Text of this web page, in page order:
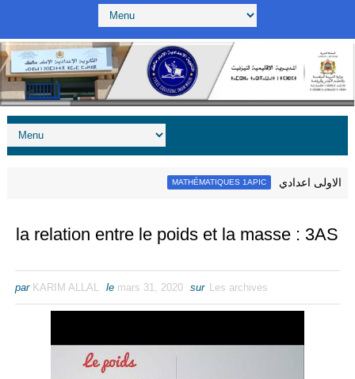
MATHÉMATIQUES 1APIC - الاولى اعدادي
la relation entre le poids et la masse : 3AS
par KARIM ALLAL le mars 31, 2020 sur Les archives